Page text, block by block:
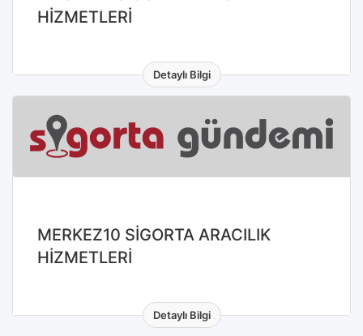
Detaylı Bilgi
HİZMETLERİ
Detaylı Bilgi
MERKEZ10 SİGORTA ARACILIK
HİZMETLERİ